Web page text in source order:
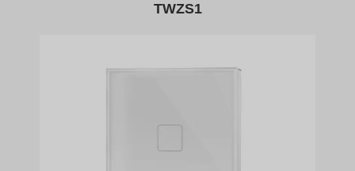
TWZS1